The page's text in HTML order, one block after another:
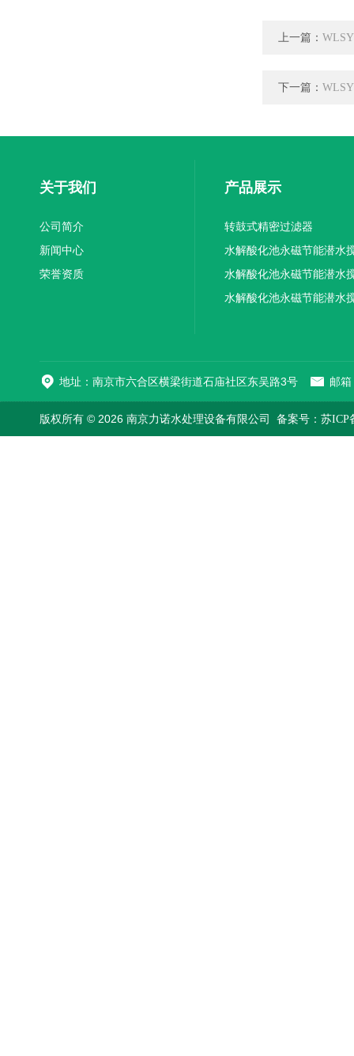
上一篇：
下一篇：
关于我们
公司简介
新闻中心
荣誉资质
产品展示
转鼓式精密过滤器
水解酸化池永磁节能潜水
机厂家供应
水解酸化池永磁节能潜水
机厂家直销
水解酸化池永磁节能潜水
地址：南京市六合区横梁街道石庙社区东吴路3号 邮
版权所有 © 2026 南京力诺水处理设备有限公司 备案号：苏ICP